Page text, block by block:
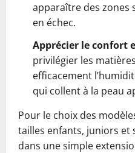
apparaître des zones
en échec.
Apprécier le confort
privilégier les
efficacement
qui collent à la peau
Pour le choix des
tailles enfants, juniors et
dans une simple